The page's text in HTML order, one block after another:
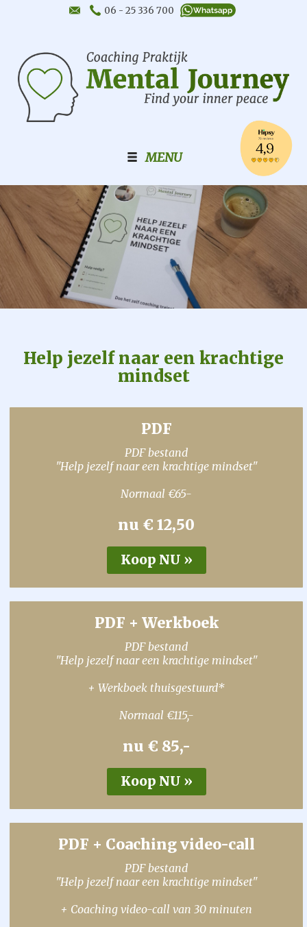
06 - 25 336 700
MENU
Help jezelf naar een krachtige
mindset
PDF
PDF bestand
"Help jezelf naar een krachtige mindset"
Normaal €65-
nu € 12,50
PDF + Werkboek
PDF bestand
"Help jezelf naar een krachtige mindset"
+ Werkboek thuisgestuurd*
Normaal €115,-
nu € 85,-
PDF + Coaching video-call
PDF bestand
"Help jezelf naar een krachtige mindset"
+ Coaching video-call van 30 minuten